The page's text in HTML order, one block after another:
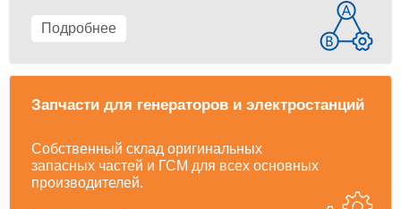
Подробнее
Запчасти для генераторов и электростанций
Собственный склад оригинальных
запасных частей и ГСМ для всех основных
производителей.